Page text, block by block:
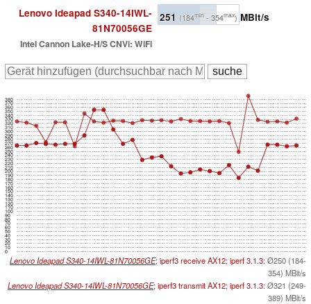
Lenovo Ideapad S340-14IWL-
81N70056GE
Intel Cannon Lake-H/S CNVi: WiFi
251 (184min- 354max) MBit/s
0
10
20
30
40
50
60
70
80
90
100
110
120
130
140
150
160
170
180
190
200
210
220
230
240
250
260
270
280
290
300
310
320
330
340
350
360
370
380
Lenovo Ideapad S340-14IWL-81N70056GE; iperf3 receive AX12; iperf 3.1.3:Ø250 (184-
354) MBit/s
Lenovo Ideapad S340-14IWL-81N70056GE; iperf3 transmit AX12; iperf 3.1.3:Ø321 (249-
389) MBit/s